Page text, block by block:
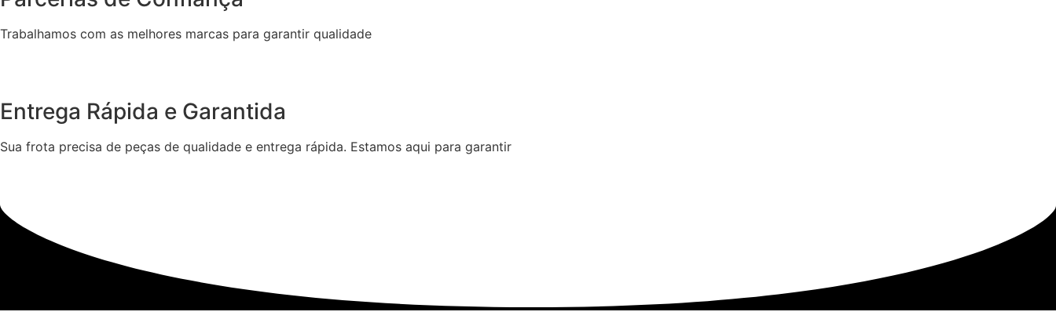
Trabalhamos com as melhores marcas para garantir qualidade
Entrega Rápida e Garantida
Sua frota precisa de peças de qualidade e entrega rápida. Estamos aqui para garantir